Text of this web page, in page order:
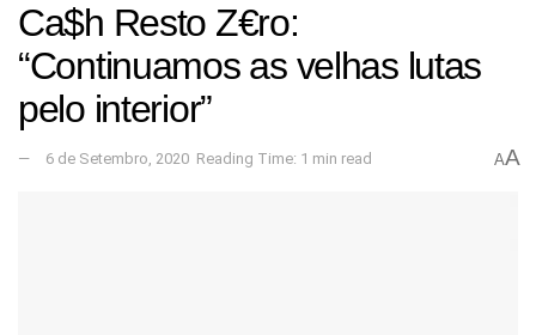
Ca$h Resto Z€ro:
“Continuamos as velhas lutas
pelo interior”
6 de Setembro, 2020 Reading Time: 1 min read AA